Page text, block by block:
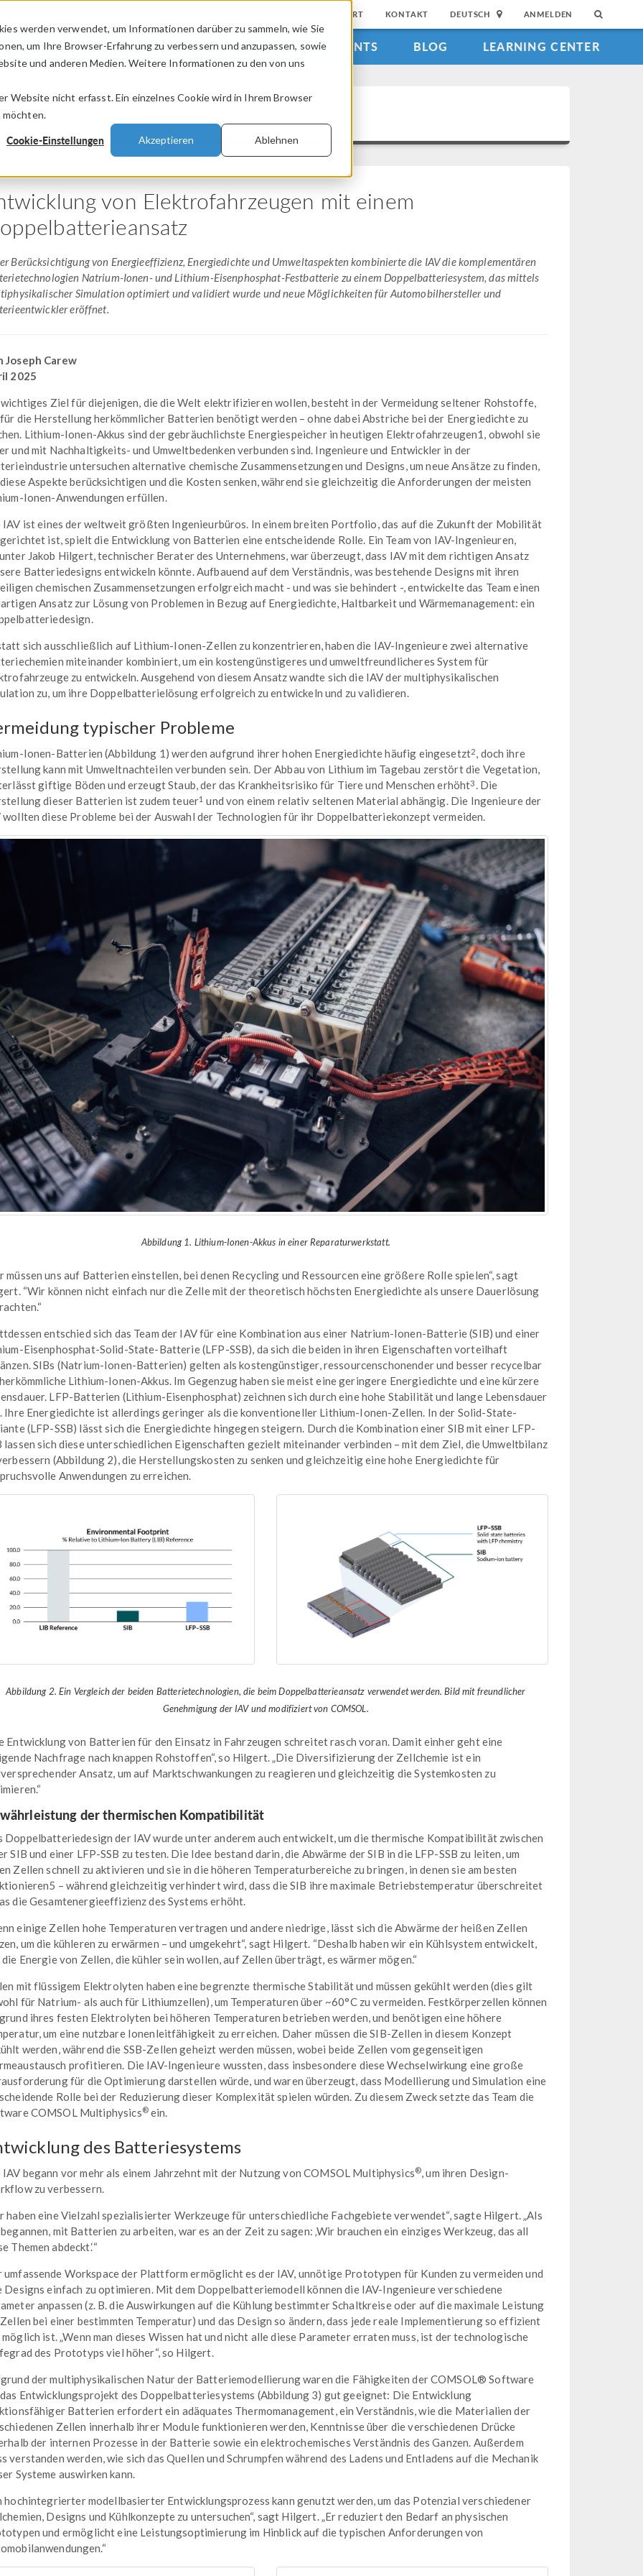
werden verwendet, um Informationen darüber zu sammeln, wie Sie
um Ihre Browser-Erfahrung zu verbessern und anzupassen, sowie
und anderen Medien. Weitere Informationen zu den von uns
Website nicht erfasst. Ein einzelnes Cookie wird in Ihrem Browser
möchten.
Cookie-Einstellungen Akzeptieren Ablehnen
SUPPORT KONTAKT DEUTSCH ANMELDEN
PRODUKTE BRANCHEN VIDEOS EVENTS BLOG LEARNING CENTER
von Elektrofahrzeugen mit einem
Berücksichtigung von Energieeffizienz, Energiedichte und Umweltaspekten kombinierte die IAV die komplementären
Natrium-Ionen- und Lithium-Eisenphosphat-Festbatterie zu einem Doppelbatteriesystem, das mittels
Simulation optimiert und validiert wurde und neue Möglichkeiten für Automobilhersteller und
eröffnet.
Joseph Carew
2025
Ziel für diejenigen, die die Welt elektrifizieren wollen, besteht in der Vermeidung seltener Rohstoffe,
die Herstellung herkömmlicher Batterien benötigt werden – ohne dabei Abstriche bei der Energiedichte zu
Lithium-Ionen-Akkus sind der gebräuchlichste Energiespeicher in heutigen Elektrofahrzeugen1, obwohl sie
und mit Nachhaltigkeits- und Umweltbedenken verbunden sind. Ingenieure und Entwickler in der
untersuchen alternative chemische Zusammensetzungen und Designs, um neue Ansätze zu finden,
Aspekte berücksichtigen und die Kosten senken, während sie gleichzeitig die Anforderungen der meisten
Ionen-Anwendungen erfüllen.
IAV ist eines der weltweit größten Ingenieurbüros. In einem breiten Portfolio, das auf die Zukunft der Mobilität
ist, spielt die Entwicklung von Batterien eine entscheidende Rolle. Ein Team von IAV-Ingenieuren,
Jakob Hilgert, technischer Berater des Unternehmens, war überzeugt, dass IAV mit dem richtigen Ansatz
Batteriedesigns entwickeln könnte. Aufbauend auf dem Verständnis, was bestehende Designs mit ihren
chemischen Zusammensetzungen erfolgreich macht - und was sie behindert -, entwickelte das Team einen
Ansatz zur Lösung von Problemen in Bezug auf Energiedichte, Haltbarkeit und Wärmemanagement: ein
sich ausschließlich auf Lithium-Ionen-Zellen zu konzentrieren, haben die IAV-Ingenieure zwei alternative
miteinander kombiniert, um ein kostengünstigeres und umweltfreundlicheres System für
zu entwickeln. Ausgehend von diesem Ansatz wandte sich die IAV der multiphysikalischen
zu, um ihre Doppelbatterielösung erfolgreich zu entwickeln und zu validieren.
typischer Probleme
Ionen-Batterien (Abbildung 1) werden aufgrund ihrer hohen Energiedichte häufig eingesetzt2, doch ihre
kann mit Umweltnachteilen verbunden sein. Der Abbau von Lithium im Tagebau zerstört die Vegetation,
giftige Böden und erzeugt Staub, der das Krankheitsrisiko für Tiere und Menschen erhöht3. Die
dieser Batterien ist zudem teuer1 und von einem relativ seltenen Material abhängig. Die Ingenieure der
wollten diese Probleme bei der Auswahl der Technologien für ihr Doppelbatteriekonzept vermeiden.
Abbildung 1. Lithium-Ionen-Akkus in einer Reparaturwerkstatt.
müssen uns auf Batterien einstellen, bei denen Recycling und Ressourcen eine größere Rolle spielen“, sagt
“Wir können nicht einfach nur die Zelle mit der theoretisch höchsten Energiedichte als unsere Dauerlösung
entschied sich das Team der IAV für eine Kombination aus einer Natrium-Ionen-Batterie (SIB) und einer
Eisenphosphat-Solid-State-Batterie (LFP-SSB), da sich die beiden in ihren Eigenschaften vorteilhaft
SIBs (Natrium-Ionen-Batterien) gelten als kostengünstiger, ressourcenschonender und besser recycelbar
Lithium-Ionen-Akkus. Im Gegenzug haben sie meist eine geringere Energiedichte und eine kürzere
LFP-Batterien (Lithium-Eisenphosphat) zeichnen sich durch eine hohe Stabilität und lange Lebensdauer
Ihre Energiedichte ist allerdings geringer als die konventioneller Lithium-Ionen-Zellen. In der Solid-State-
(LFP-SSB) lässt sich die Energiedichte hingegen steigern. Durch die Kombination einer SIB mit einer LFP-
lassen sich diese unterschiedlichen Eigenschaften gezielt miteinander verbinden – mit dem Ziel, die Umweltbilanz
(Abbildung 2), die Herstellungskosten zu senken und gleichzeitig eine hohe Energiedichte für
Anwendungen zu erreichen.
Abbildung 2. Ein Vergleich der beiden Batterietechnologien, die beim Doppelbatterieansatz verwendet werden. Bild mit freundlicher
Genehmigung der IAV und modifiziert von COMSOL.
Entwicklung von Batterien für den Einsatz in Fahrzeugen schreitet rasch voran. Damit einher geht eine
Nachfrage nach knappen Rohstoffen“, so Hilgert. „Die Diversifizierung der Zellchemie ist ein
Ansatz, um auf Marktschwankungen zu reagieren und gleichzeitig die Systemkosten zu
der thermischen Kompatibilität
Doppelbatteriedesign der IAV wurde unter anderem auch entwickelt, um die thermische Kompatibilität zwischen
SIB und einer LFP-SSB zu testen. Die Idee bestand darin, die Abwärme der SIB in die LFP-SSB zu leiten, um
Zellen schnell zu aktivieren und sie in die höheren Temperaturbereiche zu bringen, in denen sie am besten
– während gleichzeitig verhindert wird, dass die SIB ihre maximale Betriebstemperatur überschreitet
die Gesamtenergieeffizienz des Systems erhöht.
einige Zellen hohe Temperaturen vertragen und andere niedrige, lässt sich die Abwärme der heißen Zellen
um die kühleren zu erwärmen – und umgekehrt“, sagt Hilgert. “Deshalb haben wir ein Kühlsystem entwickelt,
die Energie von Zellen, die kühler sein wollen, auf Zellen überträgt, es wärmer mögen.“
mit flüssigem Elektrolyten haben eine begrenzte thermische Stabilität und müssen gekühlt werden (dies gilt
für Natrium- als auch für Lithiumzellen), um Temperaturen über ~60°C zu vermeiden. Festkörperzellen können
ihres festen Elektrolyten bei höheren Temperaturen betrieben werden, und benötigen eine höhere
um eine nutzbare Ionenleitfähigkeit zu erreichen. Daher müssen die SIB-Zellen in diesem Konzept
werden, während die SSB-Zellen geheizt werden müssen, wobei beide Zellen vom gegenseitigen
profitieren. Die IAV-Ingenieure wussten, dass insbesondere diese Wechselwirkung eine große
für die Optimierung darstellen würde, und waren überzeugt, dass Modellierung und Simulation eine
Rolle bei der Reduzierung dieser Komplexität spielen würden. Zu diesem Zweck setzte das Team die
COMSOL Multiphysics®ein.
des Batteriesystems
begann vor mehr als einem Jahrzehnt mit der Nutzung von COMSOL Multiphysics® , um ihren Design-
zu verbessern.
haben eine Vielzahl spezialisierter Werkzeuge für unterschiedliche Fachgebiete verwendet“, sagte Hilgert. „Als
mit Batterien zu arbeiten, war es an der Zeit zu sagen: ‚Wir brauchen ein einziges Werkzeug, das all
Themen abdeckt.‘“
umfassende Workspace der Plattform ermöglicht es der IAV, unnötige Prototypen für Kunden zu vermeiden und
Designs einfach zu optimieren. Mit dem Doppelbatteriemodell können die IAV-Ingenieure verschiedene
anpassen (z. B. die Auswirkungen auf die Kühlung bestimmter Schaltkreise oder auf die maximale Leistung
bei einer bestimmten Temperatur) und das Design so ändern, dass jede reale Implementierung so effizient
ist. „Wenn man dieses Wissen hat und nicht alle diese Parameter erraten muss, ist der technologische
des Prototyps viel höher“, so Hilgert.
der multiphysikalischen Natur der Batteriemodellierung waren die Fähigkeiten der COMSOL® Software
Entwicklungsprojekt des Doppelbatteriesystems (Abbildung 3) gut geeignet: Die Entwicklung
Batterien erfordert ein adäquates Thermomanagement, ein Verständnis, wie die Materialien der
Zellen innerhalb ihrer Module funktionieren werden, Kenntnisse über die verschiedenen Drücke
der internen Prozesse in der Batterie sowie ein elektrochemisches Verständnis des Ganzen. Außerdem
verstanden werden, wie sich das Quellen und Schrumpfen während des Ladens und Entladens auf die Mechanik
Systeme auswirken kann.
hochintegrierter modellbasierter Entwicklungsprozess kann genutzt werden, um das Potenzial verschiedener
Designs und Kühlkonzepte zu untersuchen“, sagt Hilgert. „Er reduziert den Bedarf an physischen
und ermöglicht eine Leistungsoptimierung im Hinblick auf die typischen Anforderungen von